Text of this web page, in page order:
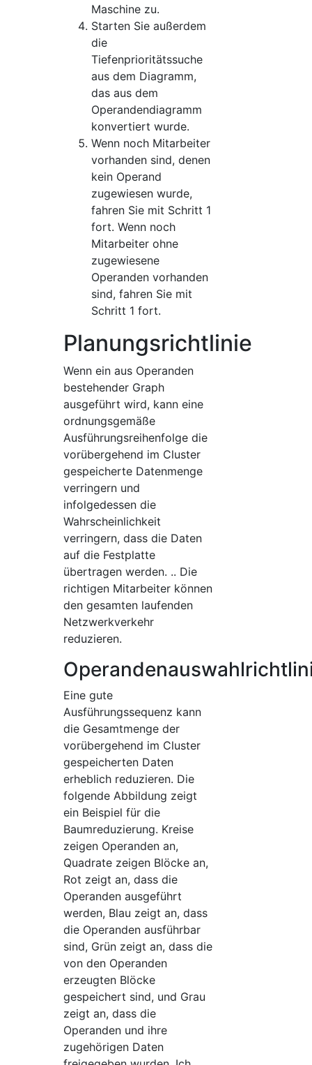
Maschine zu.
Starten Sie außerdem
die
Tiefenprioritätssuche
aus dem Diagramm,
das aus dem
Operandendiagramm
konvertiert wurde.
Wenn noch Mitarbeiter
vorhanden sind, denen
kein Operand
zugewiesen wurde,
fahren Sie mit Schritt 1
fort. Wenn noch
Mitarbeiter ohne
zugewiesene
Operanden vorhanden
sind, fahren Sie mit
Schritt 1 fort.
Planungsrichtlinie
Wenn ein aus Operanden
bestehender Graph
ausgeführt wird, kann eine
ordnungsgemäße
Ausführungsreihenfolge die
vorübergehend im Cluster
gespeicherte Datenmenge
verringern und
infolgedessen die
Wahrscheinlichkeit
verringern, dass die Daten
auf die Festplatte
übertragen werden. .. Die
richtigen Mitarbeiter können
den gesamten laufenden
Netzwerkverkehr
reduzieren.
Eine gute
Ausführungssequenz kann
die Gesamtmenge der
vorübergehend im Cluster
gespeicherten Daten
erheblich reduzieren. Die
folgende Abbildung zeigt
ein Beispiel für die
Baumreduzierung. Kreise
zeigen Operanden an,
Quadrate zeigen Blöcke an,
Rot zeigt an, dass die
Operanden ausgeführt
werden, Blau zeigt an, dass
die Operanden ausführbar
sind, Grün zeigt an, dass die
von den Operanden
erzeugten Blöcke
gespeichert sind, und Grau
zeigt an, dass die
Operanden und ihre
zugehörigen Daten